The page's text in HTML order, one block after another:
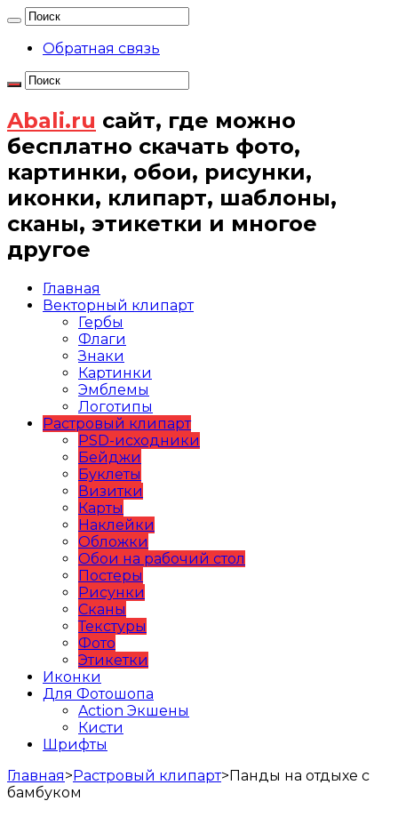
Обратная связь
Abali.ru сайт, где можно
бесплатно скачать фото,
картинки, обои, рисунки,
иконки, клипарт, шаблоны,
сканы, этикетки и многое
другое
Главная
Векторный клипарт
Гербы
Флаги
Знаки
Картинки
Эмблемы
Логотипы
Растровый клипарт
PSD-исходники
Бейджи
Буклеты
Визитки
Карты
Наклейки
Обложки
Обои на рабочий стол
Постеры
Рисунки
Сканы
Текстуры
Фото
Этикетки
Иконки
Для Фотошопа
Action Экшены
Кисти
Шрифты
Главная>Растровый клипарт>Панды на отдыхе с
бамбуком